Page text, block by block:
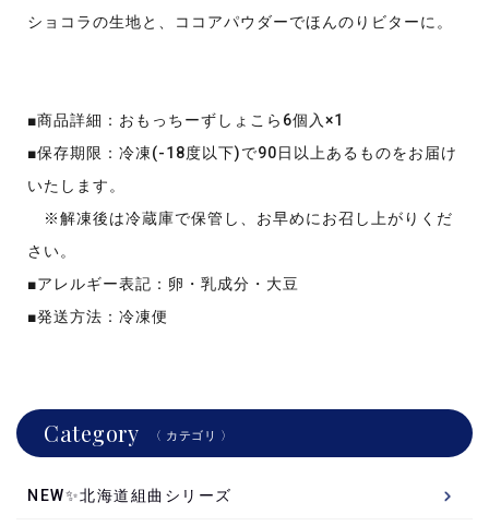
ショコラの生地と、ココアパウダーでほんのりビターに。
■商品詳細：おもっちーずしょこら6個入×1
■保存期限：冷凍(-18度以下)で90日以上あるものをお届け
いたします。
※解凍後は冷蔵庫で保管し、お早めにお召し上がりくだ
さい。
■アレルギー表記：卵・乳成分・大豆
■発送方法：冷凍便
Category 〈 カテゴリ 〉
NEW✨北海道組曲シリーズ